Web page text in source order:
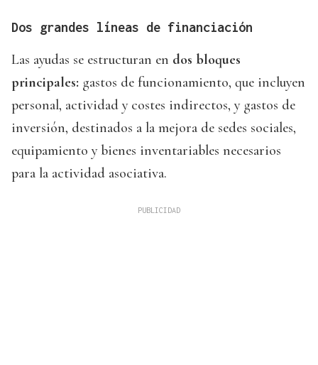
Dos grandes líneas de financiación
Las ayudas se estructuran en dos bloques
principales: gastos de funcionamiento, que incluyen
personal, actividad y costes indirectos, y gastos de
inversión, destinados a la mejora de sedes sociales,
equipamiento y bienes inventariables necesarios
para la actividad asociativa.